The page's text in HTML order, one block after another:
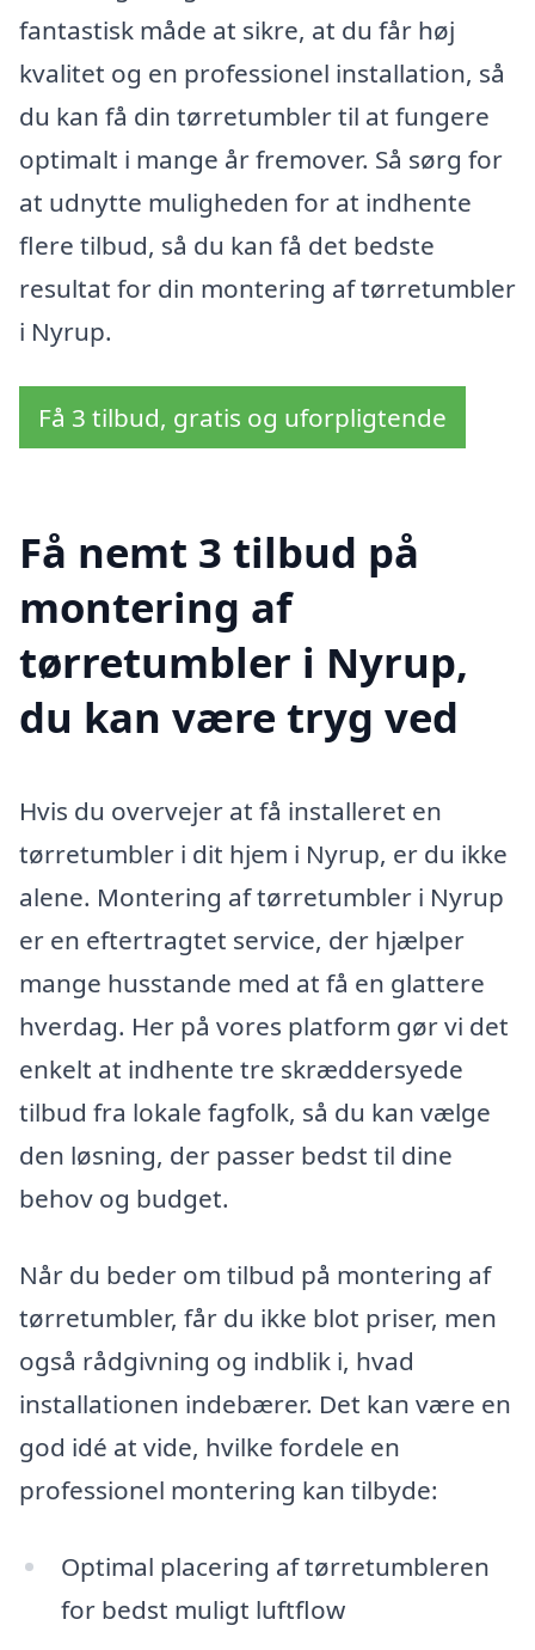
fantastisk måde at sikre, at du får høj
kvalitet og en professionel installation, så
du kan få din tørretumbler til at fungere
optimalt i mange år fremover. Så sørg for
at udnytte muligheden for at indhente
flere tilbud, så du kan få det bedste
resultat for din montering af tørretumbler
i Nyrup.
Få 3 tilbud, gratis og uforpligtende
Få nemt 3 tilbud på
montering af
tørretumbler i Nyrup,
du kan være tryg ved
Hvis du overvejer at få installeret en
tørretumbler i dit hjem i Nyrup, er du ikke
alene. Montering af tørretumbler i Nyrup
er en eftertragtet service, der hjælper
mange husstande med at få en glattere
hverdag. Her på vores platform gør vi det
enkelt at indhente tre skræddersyede
tilbud fra lokale fagfolk, så du kan vælge
den løsning, der passer bedst til dine
behov og budget.
Når du beder om tilbud på montering af
tørretumbler, får du ikke blot priser, men
også rådgivning og indblik i, hvad
installationen indebærer. Det kan være en
god idé at vide, hvilke fordele en
professionel montering kan tilbyde:
Optimal placering af tørretumbleren
for bedst muligt luftflow